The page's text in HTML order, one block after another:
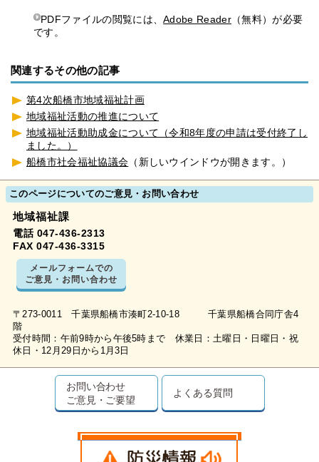
PDFファイルの閲覧には、Adobe Reader （無料）が必要
です。
関連するその他の記事
第4次船橋市地域福祉計画
地域福祉活動の推進について
地域福祉活動助成金について（令和8年度の申請は受付終了し
ました。）
船橋市社会福祉協議会 （新しいウインドウが開きます。）
このページについてのご意見・お問い合わせ
地域福祉課
電話 047-436-2313
FAX 047-436-3315
メールフォームでの
ご意見・お問い合わせ
〒273-0011 千葉県船橋市湊町2-10-18 千葉県船橋合同庁舎4
階
受付時間：午前9時から午後5時まで 休業日：土曜日・日曜日・祝
休日・12月29日から1月3日
お問い合わせ
ご意見・ご要望
よくある質問